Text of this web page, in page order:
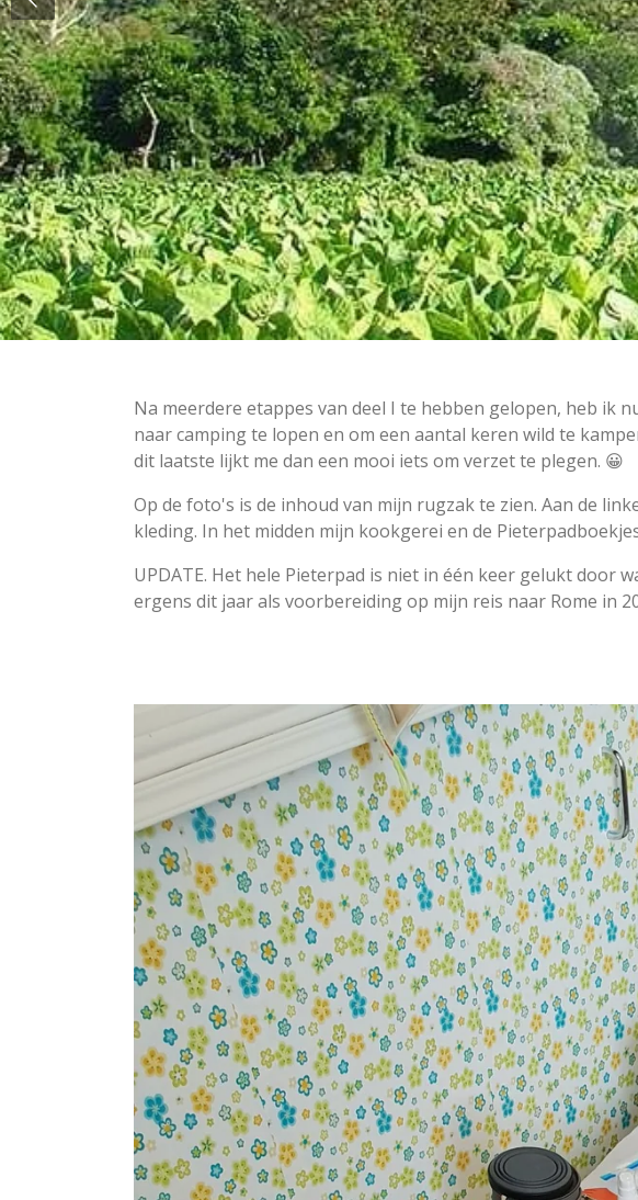
Na meerdere etappes van deel I te hebben gelopen, heb ik
naar camping te lopen en om een aantal keren wild te
dit laatste lijkt me dan een mooi iets om verzet te plegen. 😀
Op de foto's is de inhoud van mijn rugzak te zien. Aan de
kleding. In het midden mijn kookgerei en de
UPDATE. Het hele Pieterpad is niet in één keer gelukt door
ergens dit jaar als voorbereiding op mijn reis naar Rome in